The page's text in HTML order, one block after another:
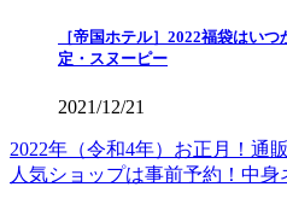
［帝国ホテル］2022福袋はい
定・スヌーピー
2021/12/21
2022年（令和4年）お正月！通
人気ショップは事前予約！中身